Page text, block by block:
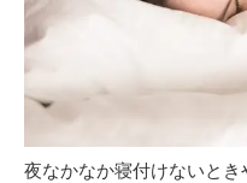
夜なかなか寝付けないと